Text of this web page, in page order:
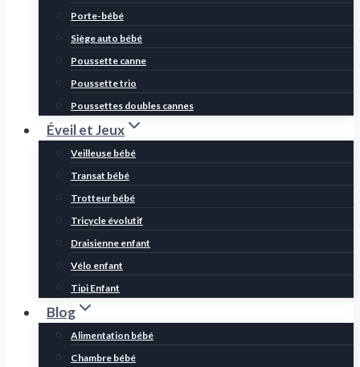
Porte-bébé
Siège auto bébé
Poussette canne
Poussette trio
Poussettes doubles cannes
Éveil et Jeux
Veilleuse bébé
Transat bébé
Trotteur bébé
Tricycle évolutif
Draisienne enfant
Vélo enfant
Tipi Enfant
Blog
Alimentation bébé
Chambre bébé